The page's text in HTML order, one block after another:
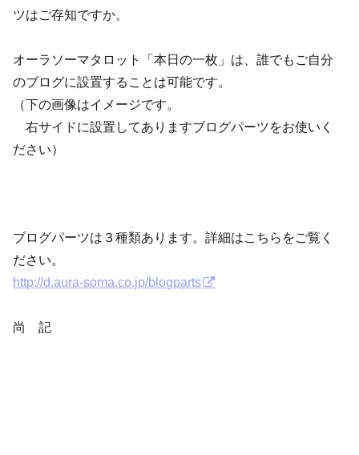
ツはご存知ですか。
オーラソーマタロット「本日の一枚」は、誰でもご自分
のブログに設置することは可能です。
（下の画像はイメージです。
右サイドに設置してありますブログパーツをお使いく
ださい）
ブログパーツは３種類あります。詳細はこちらをご覧く
ださい。
http://d.aura-soma.co.jp/blogparts
尚 記